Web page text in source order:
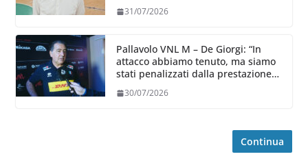
31/07/2026
Pallavolo VNL M – De Giorgi: “In
attacco abbiamo tenuto, ma siamo
stati penalizzati dalla prestazione
30/07/2026
Continua